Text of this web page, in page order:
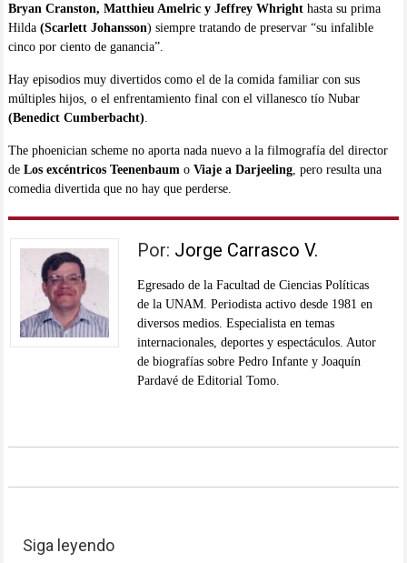
Bryan Cranston, Matthieu Amelric y Jeffrey Whright hasta su prima
Hilda (Scarlett Johansson) siempre tratando de preservar “su infalible
cinco por ciento de ganancia”.
Hay episodios muy divertidos como el de la comida familiar con sus
múltiples hijos, o el enfrentamiento final con el villanesco tío Nubar
(Benedict Cumberbacht).
The phoenician scheme no aporta nada nuevo a la filmografía del director
de Los excéntricos Teenenbaum o Viaje a Darjeeling, pero resulta una
comedia divertida que no hay que perderse.
Por: Jorge Carrasco V.
Egresado de la Facultad de Ciencias Políticas
de la UNAM. Periodista activo desde 1981 en
diversos medios. Especialista en temas
internacionales, deportes y espectáculos. Autor
de biografías sobre Pedro Infante y Joaquín
Pardavé de Editorial Tomo.
Siga leyendo